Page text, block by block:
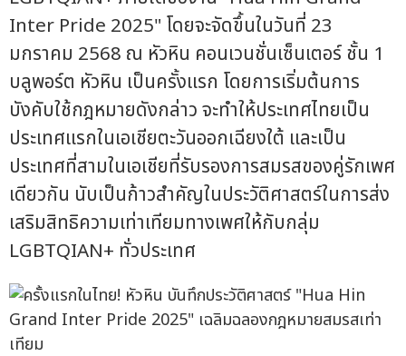
Inter Pride 2025" โดยจะจัดขึ้นในวันที่ 23
มกราคม 2568 ณ หัวหิน คอนเวนชั่นเซ็นเตอร์ ชั้น 1
บลูพอร์ต หัวหิน เป็นครั้งแรก โดยการเริ่มต้นการ
บังคับใช้กฎหมายดังกล่าว จะทำให้ประเทศไทยเป็น
ประเทศแรกในเอเชียตะวันออกเฉียงใต้ และเป็น
ประเทศที่สามในเอเชียที่รับรองการสมรสของคู่รักเพศ
เดียวกัน นับเป็นก้าวสำคัญในประวัติศาสตร์ในการส่ง
เสริมสิทธิความเท่าเทียมทางเพศให้กับกลุ่ม
LGBTQIAN+ ทั่วประเทศ